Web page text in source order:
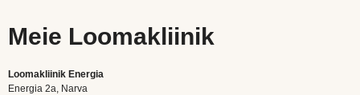
Meie Loomakliinik
Loomakliinik Energia
Energia 2a, Narva